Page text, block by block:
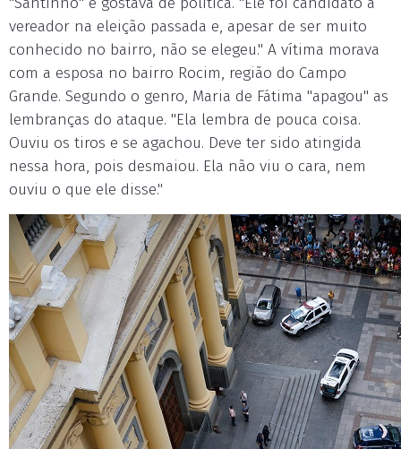
vereador na eleição passada e, apesar de ser muito
conhecido no bairro, não se elegeu." A vítima morava
com a esposa no bairro Rocim, região do Campo
Grande. Segundo o genro, Maria de Fátima "apagou" as
lembranças do ataque. "Ela lembra de pouca coisa.
Ouviu os tiros e se agachou. Deve ter sido atingida
nessa hora, pois desmaiou. Ela não viu o cara, nem
ouviu o que ele disse."